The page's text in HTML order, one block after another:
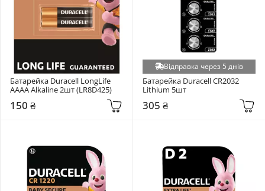
Батарейка Duracell LongLife
AAAA Alkaline 2шт (LR8D425)
150 ₴
Відправка через 5 днів
Батарейка Duracell CR2032
Lithium 5шт
305 ₴